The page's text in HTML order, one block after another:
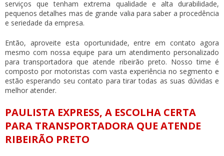
serviços que tenham extrema qualidade e alta durabilidade,
pequenos detalhes mas de grande valia para saber a procedência
e seriedade da empresa.
Então, aproveite esta oportunidade, entre em contato agora
mesmo com nossa equipe para um atendimento personalizado
paratransportadora que atende ribeirão preto. Nosso time é
composto por motoristas com vasta experiência no segmento e
estão esperando seu contato para tirar todas as suas dúvidas e
melhor atender.
PAULISTA EXPRESS, A ESCOLHA CERTA
PARA TRANSPORTADORA QUE ATENDE
RIBEIRÃO PRETO